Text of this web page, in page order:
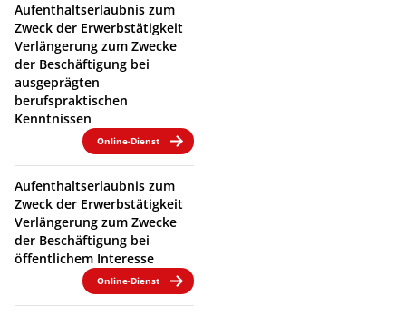
Aufenthaltserlaubnis zum
Zweck der Erwerbstätigkeit
Verlängerung zum Zwecke
der Beschäftigung bei
ausgeprägten
berufspraktischen
Kenntnissen
Online-Dienst
Aufenthaltserlaubnis zum
Zweck der Erwerbstätigkeit
Verlängerung zum Zwecke
der Beschäftigung bei
öffentlichem Interesse
Online-Dienst